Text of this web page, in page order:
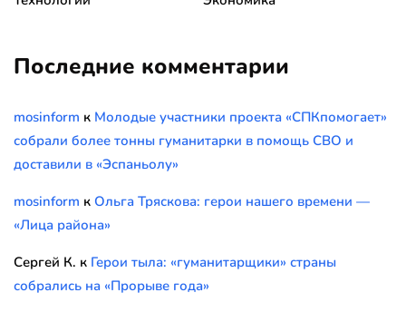
Последние комментарии
mosinform к Молодые участники проекта «СПКпомогает»
собрали более тонны гуманитарки в помощь СВО и
доставили в «Эспаньолу»
mosinform к Ольга Тряскова: герои нашего времени —
«Лица района»
Сергей К. к Герои тыла: «гуманитарщики» страны
собрались на «Прорыве года»